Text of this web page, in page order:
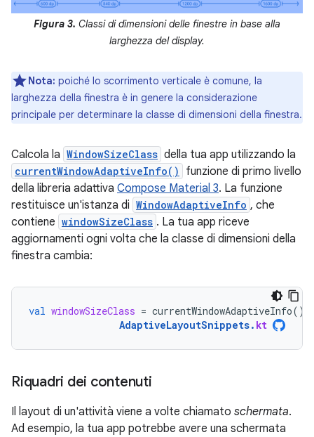
Figura 3. Classi di dimensioni delle finestre in base alla
larghezza del display.
Nota: poiché lo scorrimento verticale è comune, la
larghezza della finestra è in genere la considerazione
principale per determinare la classe di dimensioni della finestra.
Calcola la WindowSizeClass della tua app utilizzando la
currentWindowAdaptiveInfo()
funzione di primo livello
della libreria adattiva Compose Material 3. La funzione
restituisce un'istanza di WindowAdaptiveInfo , che
contiene windowSizeClass . La tua app riceve
aggiornamenti ogni volta che la classe di dimensioni della
finestra cambia:
val windowSizeClass = currentWindowAdaptiveInfo().
AdaptiveLayoutSnippets. kt
Riquadri dei contenuti
Il layout di un'attività viene a volte chiamato schermata.
Ad esempio, la tua app potrebbe avere una schermata